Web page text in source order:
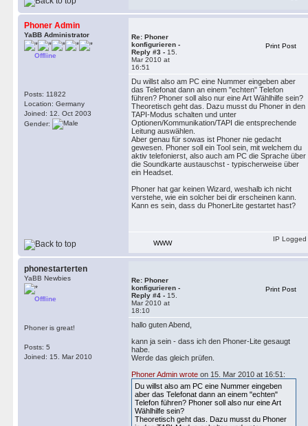
Phoner Admin
YaBB Administrator
Offline
Posts: 11822
Location: Germany
Joined: 12. Oct 2003
Gender:
Re: Phoner
konfigurieren -
Reply #3 - 15.
Mar 2010 at
16:51
Print Post
Du willst also am PC eine Nummer eingeben aber
das Telefonat dann an einem "echten" Telefon
führen? Phoner soll also nur eine Art Wählhilfe sein?
Theoretisch geht das. Dazu musst du Phoner in den
TAPI-Modus schalten und unter
Optionen/Kommunikation/TAPI die entsprechende
Leitung auswählen.
Aber genau für sowas ist Phoner nie gedacht
gewesen. Phoner soll ein Tool sein, mit welchem du
aktiv telefonierst, also auch am PC die Sprache über
die Soundkarte austauschst - typischerweise über
ein Headset.
Phoner hat gar keinen Wizard, weshalb ich nicht
verstehe, wie ein solcher bei dir erscheinen kann.
Kann es sein, dass du PhonerLite gestartet hast?
WWW
IP Logged
phonestarterten
YaBB Newbies
Offline
Phoner is great!
Posts: 5
Joined: 15. Mar 2010
Re: Phoner
konfigurieren -
Reply #4 - 15.
Mar 2010 at
18:10
Print Post
hallo guten Abend,
kann ja sein - dass ich den Phoner-Lite gesaugt
habe.
Werde das gleich prüfen.
Phoner Admin wrote on 15. Mar 2010 at 16:51:
Du willst also am PC eine Nummer eingeben
aber das Telefonat dann an einem "echten"
Telefon führen? Phoner soll also nur eine Art
Wählhilfe sein?
Theoretisch geht das. Dazu musst du Phoner